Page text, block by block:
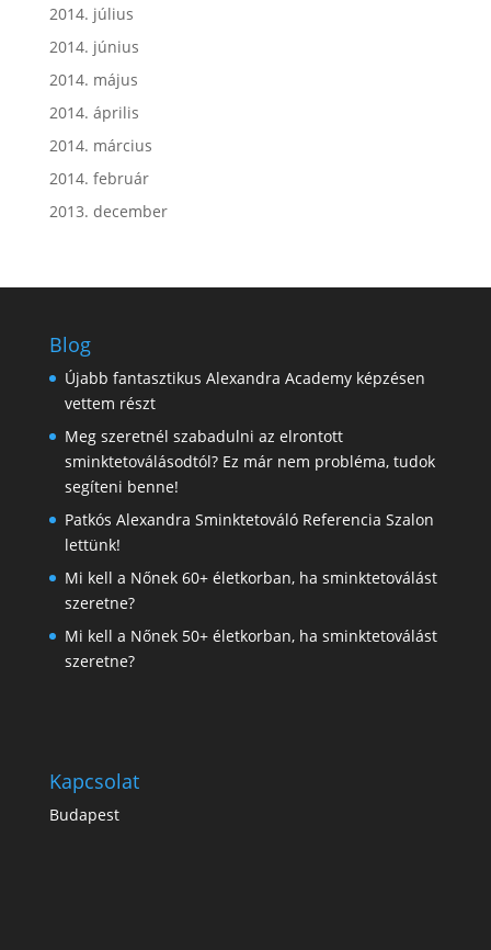
2014. július
2014. június
2014. május
2014. április
2014. március
2014. február
2013. december
Blog
Újabb fantasztikus Alexandra Academy képzésen
vettem részt
Meg szeretnél szabadulni az elrontott
sminktetoválásodtól? Ez már nem probléma, tudok
segíteni benne!
Patkós Alexandra Sminktetováló Referencia Szalon
lettünk!
Mi kell a Nőnek 60+ életkorban, ha sminktetoválást
szeretne?
Mi kell a Nőnek 50+ életkorban, ha sminktetoválást
szeretne?
Kapcsolat
Budapest